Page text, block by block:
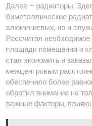
Далее – радиаторы.
биметаллические
алюминиевых, но и
Рассчитал
площади помещения и
стал экономить и
межцентровым
обеспечило более
обратил внимание на
важные факторы,